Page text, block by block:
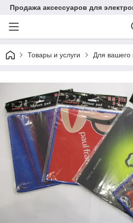
Продажа аксессуаров для
Товары и услуги Для вашего